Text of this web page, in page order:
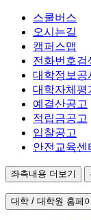
스쿨버스
오시는길
캠퍼스맵
전화번호검
대학정보공
대학자체평
예결산공고
적립금공고
입찰공고
안전교육센
좌측내용 더보기
대학 / 대학원 홈페